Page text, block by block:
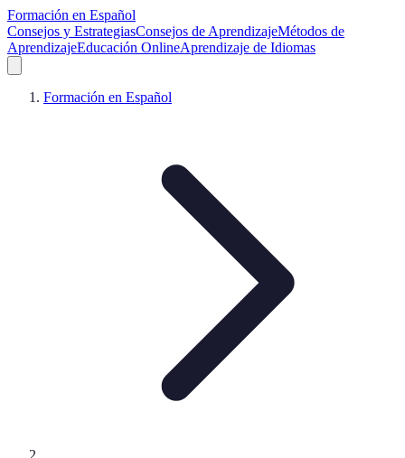
Formación en Español
Consejos y EstrategiasConsejos de AprendizajeMétodos de
AprendizajeEducación OnlineAprendizaje de Idiomas
Formación en Español